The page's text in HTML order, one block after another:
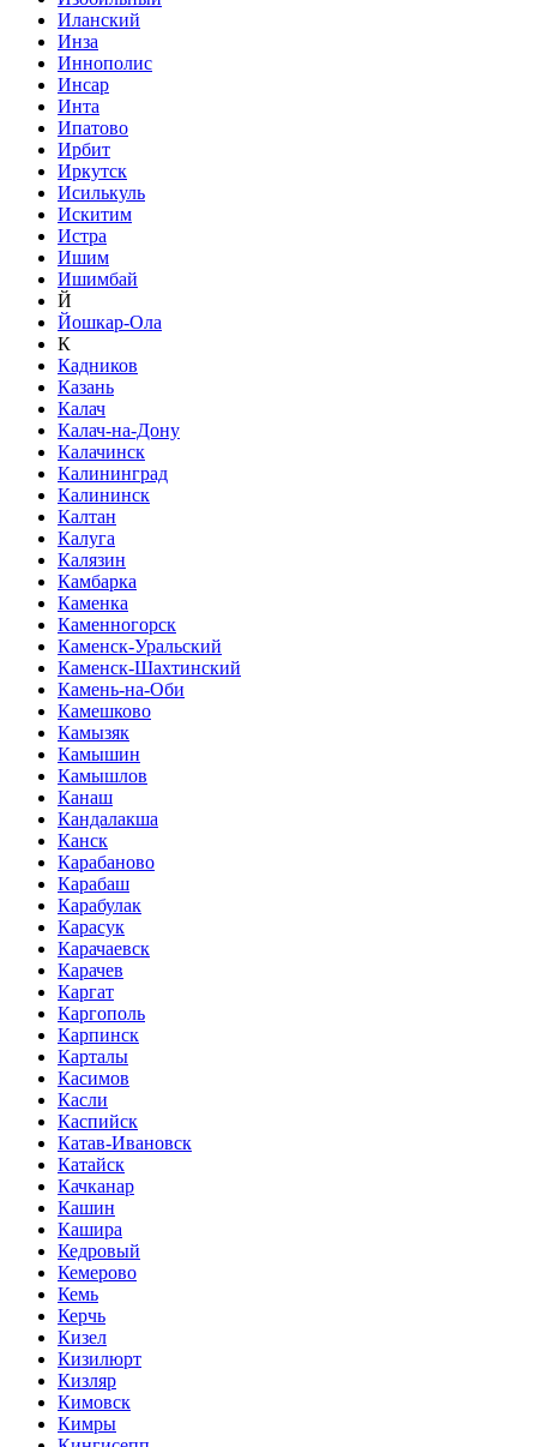
Иланский
Инза
Иннополис
Инсар
Инта
Ипатово
Ирбит
Иркутск
Исилькуль
Искитим
Истра
Ишим
Ишимбай
Й
Йошкар-Ола
К
Кадников
Казань
Калач
Калач-на-Дону
Калачинск
Калининград
Калининск
Калтан
Калуга
Калязин
Камбарка
Каменка
Каменногорск
Каменск-Уральский
Каменск-Шахтинский
Камень-на-Оби
Камешково
Камызяк
Камышин
Камышлов
Канаш
Кандалакша
Канск
Карабаново
Карабаш
Карабулак
Карасук
Карачаевск
Карачев
Каргат
Каргополь
Карпинск
Карталы
Касимов
Касли
Каспийск
Катав-Ивановск
Катайск
Качканар
Кашин
Кашира
Кедровый
Кемерово
Кемь
Керчь
Кизел
Кизилюрт
Кизляр
Кимовск
Кимры